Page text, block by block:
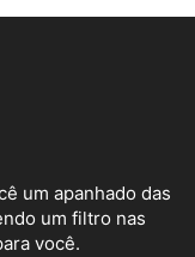
um apanhado das
um filtro nas
você.